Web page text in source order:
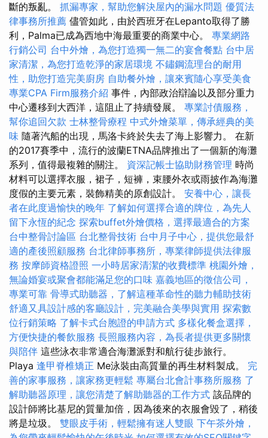
斷的叛亂。 抓漏專家，幫助您解決屋內的漏水問題 優質法
律事務所推薦 儘管如此，由於西班牙在Lepanto取得了勝
利，Palma已成為西地中海最重要的商業中心。 專業網路
行銷公司 台中外燴，為您打造獨一無二的宴會餐點 台中居
家清潔，為您打造乾淨的家居環境 不鏽鋼流理台的耐用
性，助您打造完美廚房 自助餐外燴，讓來賓隨心享受美食
專業CPA Firm服務介紹 事件，內部政治辯論以及部分重力
中心遷移到大西洋，這阻止了持續發展。 專業討債服務，
幫你追回欠款 士林整骨療程 中式外燴菜單，傳承經典的美
味 隨著汽船的出現，馬洛卡終於失去了海上影響力。 在新
的2017賽季中，流行的波蘭ETNA品牌推出了一個新的海灘
系列，值得最複雜的關注。 資深記帳士協助財務管理 時尚
材料可以選擇衣服，裙子，短褲，束腰外衣或雨披作為海灘
度假的主要元素，裝飾精美的原創設計。 安養中心，讓長
者在此度過愉快的晚年 了解如何選擇合適的牌位，為先人
留下永恆的紀念 探索buffet外燴價格，選擇最適合的方案
台中整骨討論區 台北整骨技術 台中月子中心，提供您最舒
適的產後照顧服務 台北律師事務所，專業律師提供法律服
務 按摩師資格證照 一小時居家清潔的收費標準 桃園外燴，
無論婚宴或聚會都能滿足您的口味 嘉義地區的徵信公司，
專業可靠 骨導式助聽器，了解這種革命性的聽力輔助技術
舒適又具設計感的客廳設計，完美融合美學與實用 探索數
位行銷策略 了解卡式台胞證的申請方式 多樣化餐盒選擇，
方便快捷的餐飲服務 長照服務內容，為長者提供更多關懷
與陪伴 這些泳衣非常適合海灘派對和航行徒步旅行。
Playa 逢甲脊椎矯正 Me泳裝由高質量的再生材料製成。 完
善的家事服務，讓家務更輕鬆 專屬台北會計事務所服務 了
解助聽器原理，讓您清楚了解助聽器的工作方式 該品牌的
設計師將比基尼的質量加倍，因為後來的衣服會毀了，稍後
將是垃圾。 雙眼皮手術，輕鬆擁有迷人雙眼 下午茶外燴，